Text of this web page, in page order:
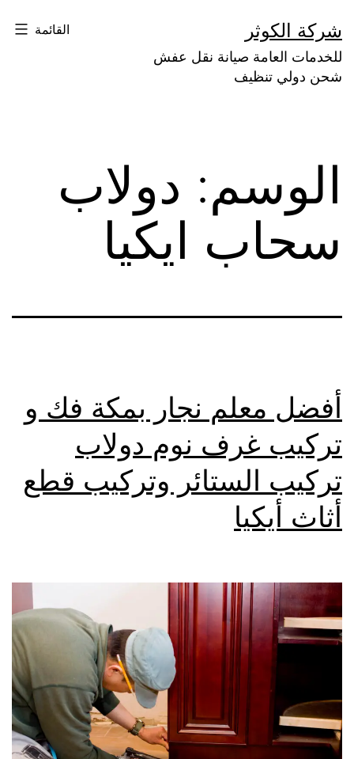
إلى
المحتوى
شركة الكوثر
للخدمات العامة صيانة نقل عفش
شحن دولي تنظيف
القائمة
الوسم: دولاب
سحاب ايكيا
أفضل معلم نجار بمكة فك و
تركيب غرف نوم دولاب
تركيب الستائر وتركيب قطع
أثاث أيكيا